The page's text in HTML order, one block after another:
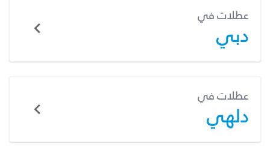
عطلات في
دبي
عطلات في
دلهي